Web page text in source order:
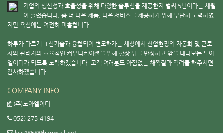
기업의 생산성과 효율성을 위해 다양한 솔루션을 제공한지 벌써 5년이라는 세월
이 흘렀습니다. 좀 더 나은 제품, 나은 서비스를 제공하기 위해 부단히 노력하였
지만 욕심에는 여전히 미흡합니다.
하루가 다르게 IT신기술과 융합되어 변모해가는 세상에서 산업현장의 자동화 및 근로
자와 관리자의 효율적인 커뮤니케이션을 위해 항상 뒤를 반성하고 앞을 내다보는 노아
엘이디가 되도록 노력하겠습니다. 고객 여러분도 아낌없는 채찍질과 격려를 해주시면
감사하겠습니다.
COMPANY INFO
(주)노아엘이디
052) 275-4194